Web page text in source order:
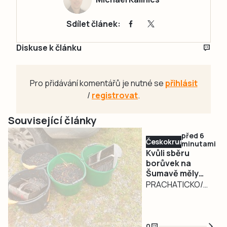
Sdílet článek:
Diskuse k článku
Pro přidávání komentářů je nutné se přihlásit
/registrovat.
Související články
Českokrumlovsko
před 6
minutami
Kvůli sběru
borůvek na
Šumavě měly
padnout i facky
PRACHATICKO/
kouření v lese a